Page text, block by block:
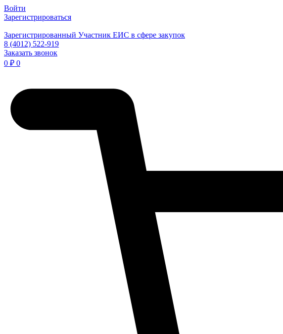
Войти
Зарегистрироваться
Зарегистрированный Участник ЕИС в сфере закупок
8 (4012) 522-919
Заказать звонок
0 ₽ 0